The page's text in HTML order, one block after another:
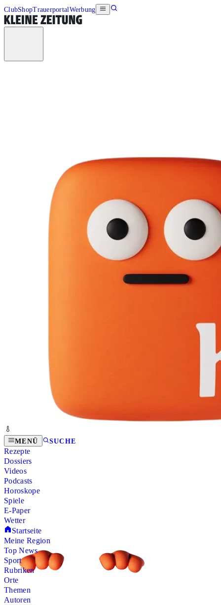
ClubShopTrauerportalWerbung
MENÜ SUCHE
Rezepte
Dossiers
Videos
Podcasts
Horoskope
Spiele
E-Paper
Wetter
Startseite
Meine Region
Top News
Sport
Rubriken
Orte
Themen
Autoren